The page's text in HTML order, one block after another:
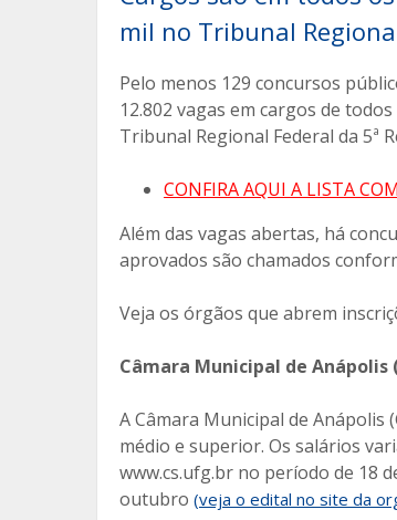
b
o
k
er l p
til
h
mil no Tribunal
Pelo menos 129 concursos
12.802 vagas em cargos de
Tribunal Regional Federal da 5ª
CONFIRA AQUI A LISTA
Além das vagas abertas, há
aprovados são chamados
Veja os órgãos que abrem
Câmara Municipal de Anápolis
A Câmara Municipal de Anápolis
médio e superior. Os salários
www.cs.ufg.br no período de 18
outubro (veja o edital no site da